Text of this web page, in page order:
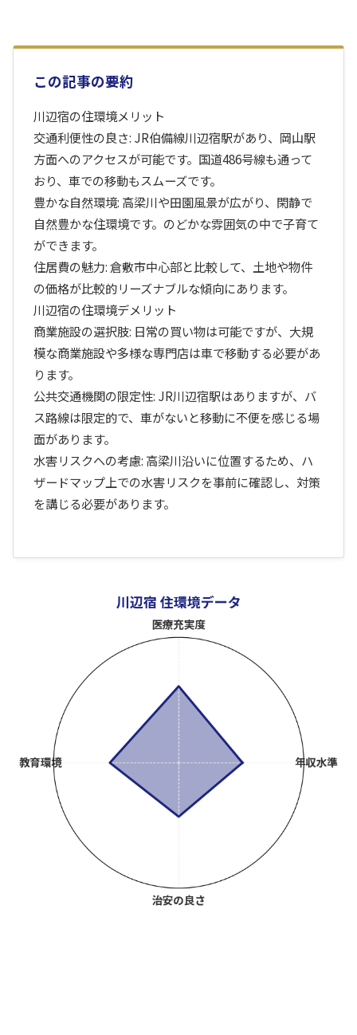
この記事の要約
川辺宿の住環境メリット
交通利便性の良さ: JR伯備線川辺宿駅があり、岡山駅
方面へのアクセスが可能です。国道486号線も通って
おり、車での移動もスムーズです。
豊かな自然環境: 高梁川や田園風景が広がり、閑静で
自然豊かな住環境です。のどかな雰囲気の中で子育て
ができます。
住居費の魅力: 倉敷市中心部と比較して、土地や物件
の価格が比較的リーズナブルな傾向にあります。
川辺宿の住環境デメリット
商業施設の選択肢: 日常の買い物は可能ですが、大規
模な商業施設や多様な専門店は車で移動する必要があ
ります。
公共交通機関の限定性: JR川辺宿駅はありますが、バ
ス路線は限定的で、車がないと移動に不便を感じる場
面があります。
水害リスクへの考慮: 高梁川沿いに位置するため、ハ
ザードマップ上での水害リスクを事前に確認し、対策
を講じる必要があります。